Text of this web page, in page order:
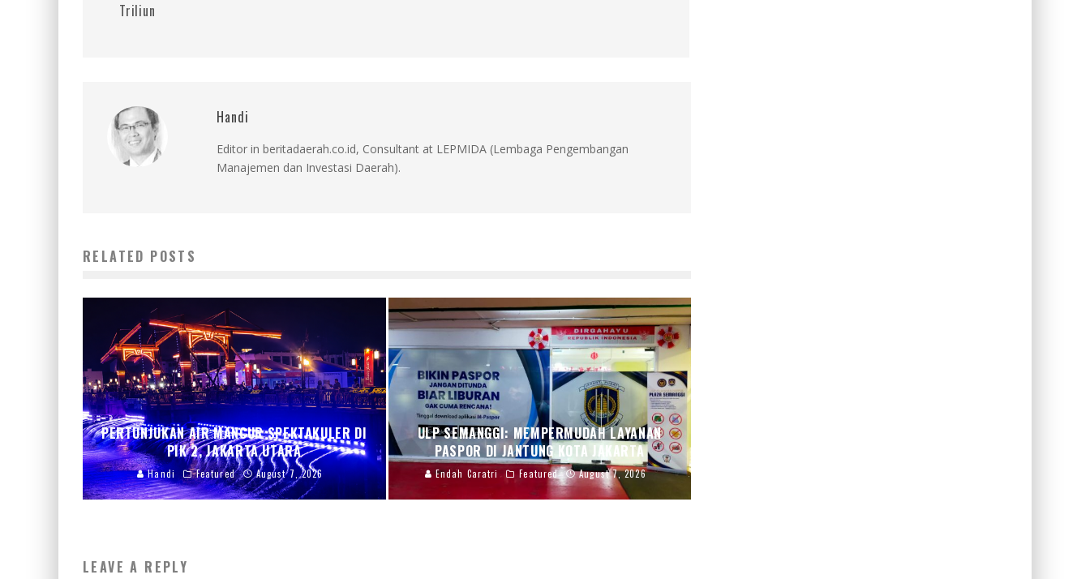
Triliun
Handi
Editor in beritadaerah.co.id, Consultant at LEPMIDA (Lembaga Pengembangan
Manajemen dan Investasi Daerah).
RELATED POSTS
PERTUNJUKAN AIR MANCUR SPEKTAKULER DI
PIK 2, JAKARTA UTARA
Handi Featured August 7, 2026
ULP SEMANGGI: MEMPERMUDAH LAYANAN
PASPOR DI JANTUNG KOTA JAKARTA
Endah Caratri Featured August 7, 2026
LEAVE A REPLY